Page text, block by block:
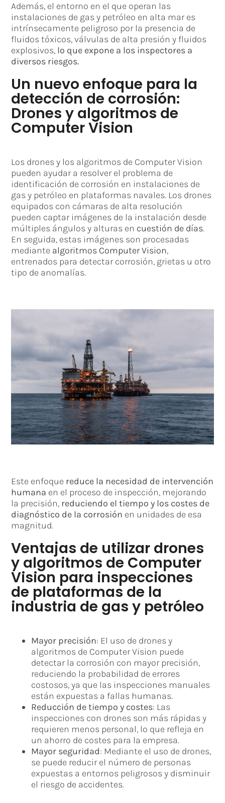
Además, el entorno en el que operan las
instalaciones de gas y petróleo en alta mar es
intrínsecamente peligroso por la presencia de
fluidos tóxicos, válvulas de alta presión y fluidos
explosivos, lo que expone a los inspectores a
diversos riesgos.
Un nuevo enfoque para la
detección de corrosión:
Drones y algoritmos de
Computer Vision
Los drones y los algoritmos de Computer Vision
pueden ayudar a resolver el problema de
identificación de corrosión en instalaciones de
gas y petróleo en plataformas navales. Los drones
equipados con cámaras de alta resolución
pueden captar imágenes de la instalación desde
múltiples ángulos y alturas en cuestión de días.
En seguida, estas imágenes son procesadas
mediante algoritmos Computer Vision,
entrenados para detectar corrosión, grietas u otro
tipo de anomalías.
Este enfoque reduce la necesidad de intervención
humana en el proceso de inspección, mejorando
la precisión, reduciendo el tiempo y los costes de
diagnóstico de la corrosión en unidades de esa
magnitud.
Ventajas de utilizar drones
y algoritmos de Computer
Vision para inspecciones
de plataformas de la
industria de gas y petróleo
Mayor precisión: El uso de drones y
algoritmos de Computer Vision puede
detectar la corrosión con mayor precisión,
reduciendo la probabilidad de errores
costosos, ya que las inspecciones manuales
están expuestas a fallas humanas.
Reducción de tiempo y costes: Las
inspecciones con drones son más rápidas y
requieren menos personal, lo que refleja en
un ahorro de costes para la empresa.
Mayor seguridad: Mediante el uso de drones,
se puede reducir el número de personas
expuestas a entornos peligrosos y disminuir
el riesgo de accidentes.